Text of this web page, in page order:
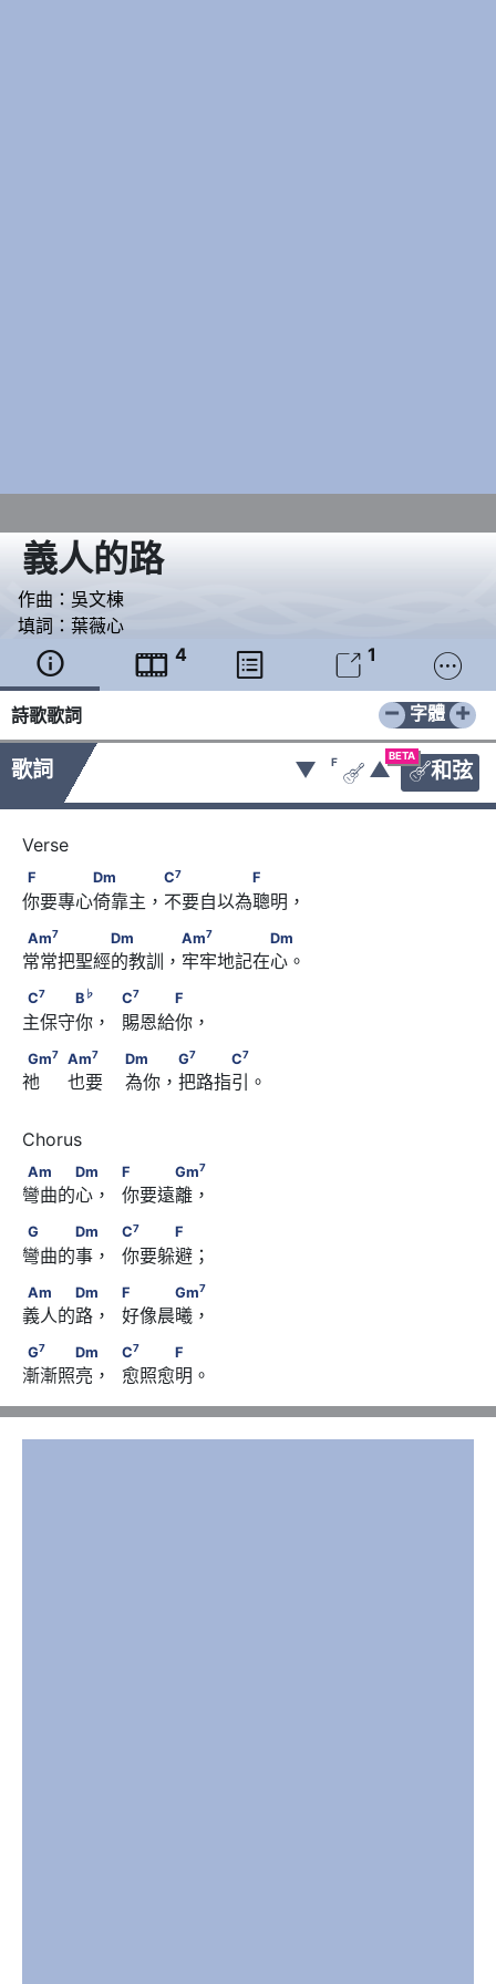
義人的路
作曲： 吳文棟
填詞： 葉薇心
  4   1 
詩歌歌詞 − +
字體
歌詞
BETA
和弦
▼ F
 ▲
F　　　　Dm　　　 C
F
F Dm C7 F
你要專心倚靠主，不要自以為聰明，
Am7 Dm　　　 Am Dm
Am7 Dm Am7 Dm
常常把聖經的教訓，牢牢地記在心。
C7 B C
C7 B ♭ C7 F
主保守你，  賜恩給你，
Gm7 Am
Dm　　 G7 C
Gm7 Am7 Dm G7 C7
祂     也要    為你，把路指引。
Am　　　Dm　             F　　　Gm
Am Dm F Gm7
彎曲的心，  你要遠離，
G　　　Dm　             C
G Dm C7 F
彎曲的事，  你要躲避；
Am　　　Dm　             F　　　Gm
Am Dm F Gm7
義人的路，  好像晨曦，
G7 Dm　             C
G7 Dm C7 F
漸漸照亮，  愈照愈明。